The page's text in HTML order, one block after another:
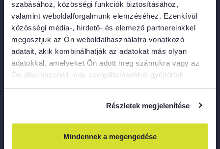
szabásához, közösségi funkciók biztosításához,
valamint weboldalforgalmunk elemzéséhez. Ezenkívül
közösségi média-, hirdető- és elemező partnereinkkel
megosztjuk az Ön weboldalhasználatra vonatkozó
adatait, akik kombinálhatják az adatokat más olyan
adatokkal, amelyeket Ön adott meg számukra vagy az
Ön által használt más szolgáltatásokból gyűjtöttek.
Részletek megjelenítése
Mindennek a megengedése
felől közelíthető meg,
a Városháza Parkon keresztül.
KAPCSOLAT
Gyökhegyi Kira, közönségkapcsolati menedzser